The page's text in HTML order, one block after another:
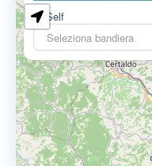
Self
Seleziona bandiera
3